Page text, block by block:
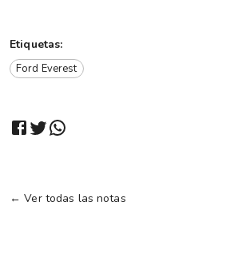
Etiquetas:
Ford Everest
← Ver todas las notas